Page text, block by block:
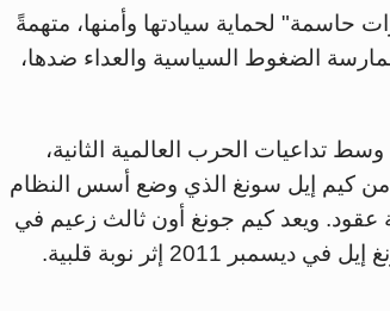
حاسمة" لحماية سيادتها وأمنها، متهمةً
الضغوط السياسية والعداء ضدها،
تأسست جمهورية كوريا الديمقراطية الشعبية عام 1948 وسط تداعيات الحرب العالمية الثانية،
من كيم إيل سونغ الذي وضع أسس النظام
عقود. ويعد كيم جونغ أون ثالث زعيم في
2011 إثر نوبة قلبية.